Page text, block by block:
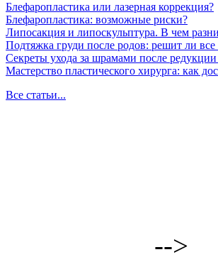
Блефаропластика или лазерная коррекция?
Блефаропластика: возможные риски?
Липосакция и липоскульптура. В чем
Подтяжка груди после родов: решит ли
Секреты ухода за шрамами после редукции
Мастерство пластического хирурга: как
Все статьи...
-->